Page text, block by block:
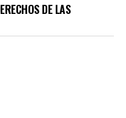
DE LAS